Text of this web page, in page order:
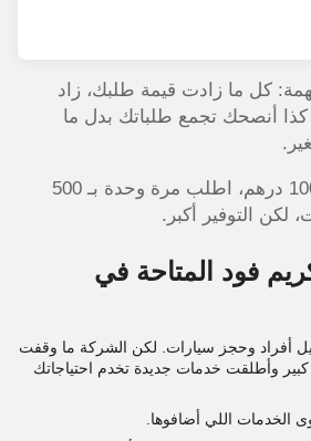
كل ما زادت قيمة طلبك، زاد
كذا أنصحك تجمع طلباتك بدل ما
مثلاً، بدل 5 طلبات بـ 100 درهم، اطلب مرة وحدة بـ 500
التوفير أكبر.
فود المتاحة في
أفراد وحجز سيارات. لكن الشركة ما وقفت
وأطلقت خدمات جديدة تخدم احتياجاتك
الخدمات اللي أضافوها.